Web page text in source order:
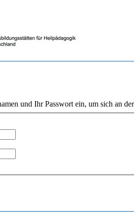
und Ihr Passwort ein, um sich an